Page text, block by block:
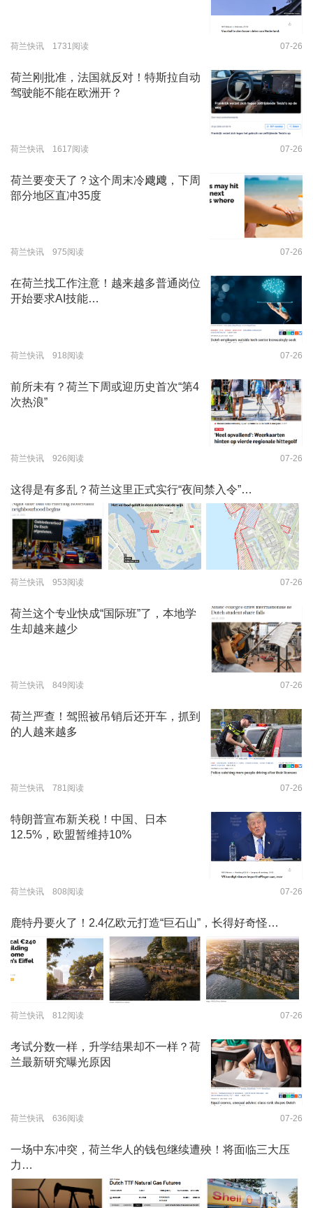
荷兰快讯 1731阅读 07-26
荷兰刚批准，法国就反对！特斯拉自动
驾驶能不能在欧洲开？
荷兰快讯 1617阅读 07-26
荷兰要变天了？这个周末冷飕飕，下周
部分地区直冲35度
荷兰快讯 975阅读 07-26
在荷兰找工作注意！越来越多普通岗位
开始要求AI技能…
荷兰快讯 918阅读 07-26
前所未有？荷兰下周或迎历史首次“第4
次热浪”
荷兰快讯 926阅读 07-26
这得是有多乱？荷兰这里正式实行“夜间禁入令”…
荷兰快讯 953阅读 07-26
荷兰这个专业快成“国际班”了，本地学
生却越来越少
荷兰快讯 849阅读 07-26
荷兰严查！驾照被吊销后还开车，抓到
的人越来越多
荷兰快讯 781阅读 07-26
特朗普宣布新关税！中国、日本
12.5%，欧盟暂维持10%
荷兰快讯 808阅读 07-26
鹿特丹要火了！2.4亿欧元打造“巨石山”，长得好奇怪…
荷兰快讯 812阅读 07-26
考试分数一样，升学结果却不一样？荷
兰最新研究曝光原因
荷兰快讯 636阅读 07-26
一场中东冲突，荷兰华人的钱包继续遭殃！将面临三大压
力…